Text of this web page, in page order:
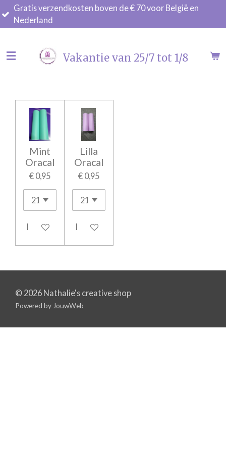
Ga
direct
hoofdinhoud
boven de € 70 voor België en
Vakantie van 25/7 tot 1/8
Mint
Oracal
€ 0,95
In winkelwagen
Lilla
Oracal
€ 0,95
In winkelwagen
© 2026 Nathalie's creative shop
Powered by JouwWeb